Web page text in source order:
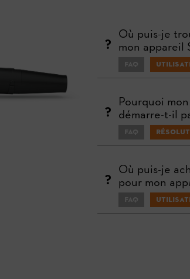
Où puis-je
mon appareil
FAQ
Pourquoi
démarre-t-il
FAQ
Où puis-je
pour mon
FAQ